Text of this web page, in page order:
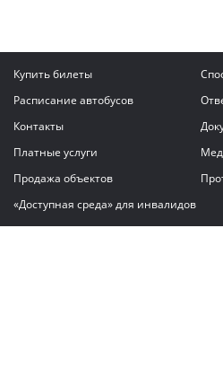
Купить билеты
Расписание автобусов
Контакты
Платные услуги
Продажа объектов
«Доступная среда» для инвалидов